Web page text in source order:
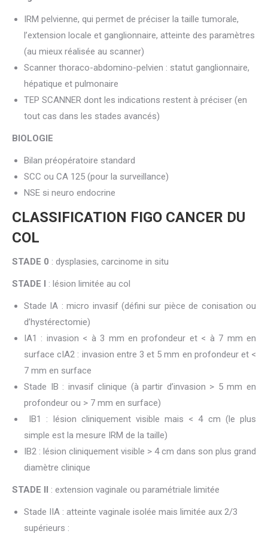
IRM pelvienne, qui permet de préciser la taille tumorale,
l’extension locale et ganglionnaire, atteinte des paramètres
(au mieux réalisée au scanner)
Scanner thoraco-abdomino-pelvien : statut ganglionnaire,
hépatique et pulmonaire
TEP SCANNER dont les indications restent à préciser (en
tout cas dans les stades avancés)
BIOLOGIE
Bilan préopératoire standard
SCC ou CA 125 (pour la surveillance)
NSE si neuro endocrine
CLASSIFICATION FIGO CANCER DU
COL
STADE 0 : dysplasies, carcinome in situ
STADE I : lésion limitée au col
Stade IA : micro invasif (défini sur pièce de conisation ou
d’hystérectomie)
IA1 : invasion < à 3 mm en profondeur et < à 7 mm en
surface cIA2 : invasion entre 3 et 5 mm en profondeur et <
7 mm en surface
Stade IB : invasif clinique (à partir d’invasion > 5 mm en
profondeur ou > 7 mm en surface)
IB1 : lésion cliniquement visible mais < 4 cm (le plus
simple est la mesure IRM de la taille)
IB2 : lésion cliniquement visible > 4 cm dans son plus grand
diamètre clinique
STADE II : extension vaginale ou paramétriale limitée
Stade IIA : atteinte vaginale isolée mais limitée aux 2/3
supérieurs :